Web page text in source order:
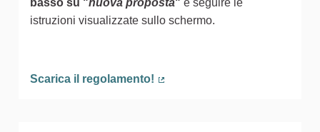
istruzioni visualizzate sullo schermo.
Scarica il regolamento!